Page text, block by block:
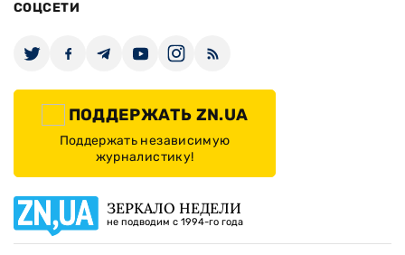
СОЦСЕТИ
ПОДДЕРЖАТЬ ZN.UA
Поддержать независимую
журналистику!
ЗЕРКАЛО НЕДЕЛИ
не подводим с 1994-го года